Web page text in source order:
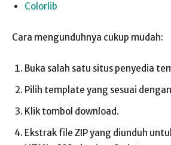
Colorlib
Cara mengunduhnya cukup mudah:
Buka salah satu situs penyedia
Pilih template yang sesuai
Klik tombol download.
Ekstrak file ZIP yang diunduh